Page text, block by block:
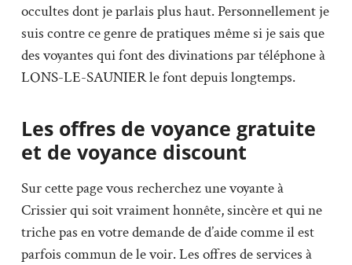
occultes dont je parlais plus haut. Personnellement je
suis contre ce genre de pratiques même si je sais que
des voyantes qui font des divinations par téléphone à
LONS-LE-SAUNIER le font depuis longtemps.
Les offres de voyance gratuite
et de voyance discount
Sur cette page vous recherchez une voyante à
Crissier qui soit vraiment honnête, sincère et qui ne
triche pas en votre demande de d’aide comme il est
parfois commun de le voir. Les offres de services à